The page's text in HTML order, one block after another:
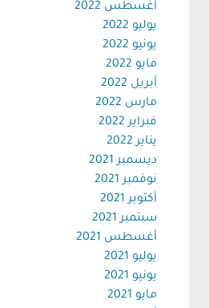
أغسطس 2022
يوليو 2022
يونيو 2022
مايو 2022
أبريل 2022
مارس 2022
فبراير 2022
يناير 2022
ديسمبر 2021
نوفمبر 2021
أكتوبر 2021
سبتمبر 2021
أغسطس 2021
يوليو 2021
يونيو 2021
مايو 2021